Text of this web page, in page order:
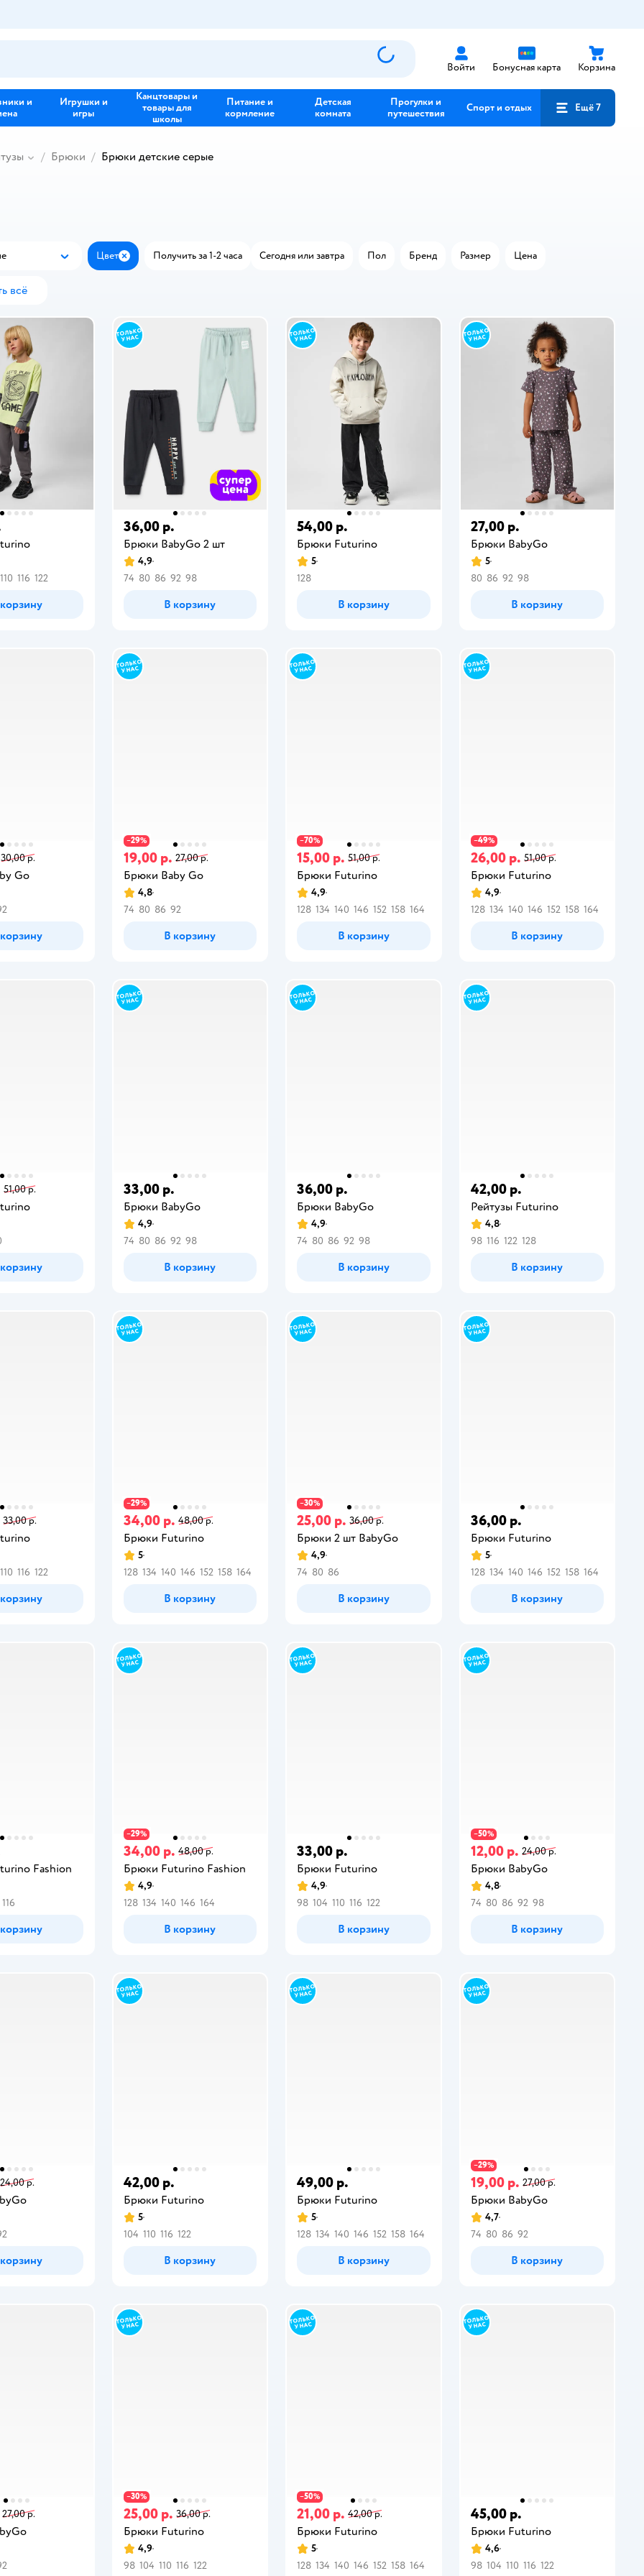
Войти Бонусная карта Корзина
и
Игрушки и
игры
Канцтовары и
товары для
школы
Питание и
кормление
Детская
комната
Прогулки и
путешествия
Спорт и отдых Ещё 7
Брюки Брюки детские серые
Популярные Цвет ЗакрытьПолучить за 1-2 часа Сегодня или завтра Пол Бренд Размер Цена
всё
110 116 122
36,00 р.
Брюки BabyGо 2 шт
4,9
74 80 86 92 98
В корзину
54,00 р.
Брюки Futurino
5
128
В корзину
27,00 р.
Брюки BabyGо
5
80 86 92 98
В корзину
30,00 р.
Gо
−29%
19,00 р. 27,00 р.
Брюки Baby Gо
4,8
74 80 86 92
В корзину
−70%
15,00 р. 51,00 р.
Брюки Futurino
4,9
128 134 140 146 152 158 164
В корзину
−49%
26,00 р. 51,00 р.
Брюки Futurino
4,9
128 134 140 146 152 158 164
В корзину
51,00 р. 33,00 р.
Брюки BabyGо
4,9
74 80 86 92 98
В корзину
36,00 р.
Брюки BabyGо
4,9
74 80 86 92 98
В корзину
42,00 р.
Рейтузы Futurino
4,8
98 116 122 128
В корзину
33,00 р.
110 116 122
−29%
34,00 р. 48,00 р.
Брюки Futurino
5
128 134 140 146 152 158 164
В корзину
−30%
25,00 р. 36,00 р.
Брюки 2 шт BabyGo
4,9
74 80 86
В корзину
36,00 р.
Брюки Futurino
5
128 134 140 146 152 158 164
В корзину
Fashion
116
−29%
34,00 р. 48,00 р.
Брюки Futurino Fashion
4,9
128 134 140 146 164
В корзину
33,00 р.
Брюки Futurino
4,9
98 104 110 116 122
В корзину
−50%
12,00 р. 24,00 р.
Брюки BabyGo
4,8
74 80 86 92 98
В корзину
24,00 р. 42,00 р.
Брюки Futurino
5
104 110 116 122
В корзину
49,00 р.
Брюки Futurino
5
128 134 140 146 152 158 164
В корзину
−29%
19,00 р. 27,00 р.
Брюки BabyGo
4,7
74 80 86 92
В корзину
27,00 р.
−30%
25,00 р. 36,00 р.
Брюки Futurino
4,9
98 104 110 116 122
−50%
21,00 р. 42,00 р.
Брюки Futurino
5
128 134 140 146 152 158 164
45,00 р.
Брюки Futurino
4,6
98 104 110 116 122